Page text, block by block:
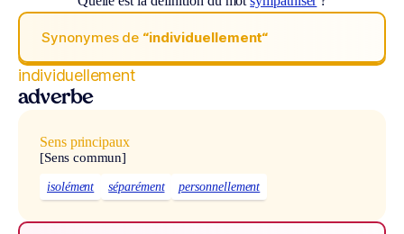
Synonymes de “individuellement“
individuellement
adverbe
Sens principaux
[Sens commun]
isolément séparément personnellement